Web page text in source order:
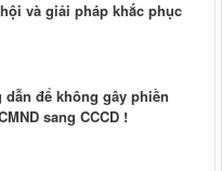
và giải pháp khắc phục
để không gây phiền
sang CCCD !